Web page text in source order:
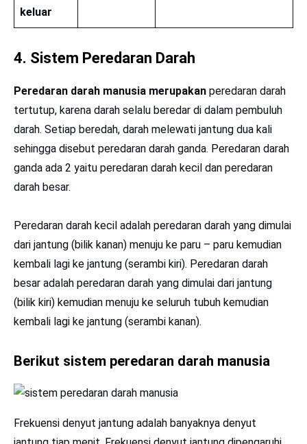
keluar
4. Sistem Peredaran Darah
Peredaran darah manusia merupakan peredaran darah
tertutup, karena darah selalu beredar di dalam pembuluh
darah. Setiap beredah, darah melewati jantung dua kali
sehingga disebut peredaran darah ganda. Peredaran darah
ganda ada 2 yaitu peredaran darah kecil dan peredaran
darah besar.
Peredaran darah kecil adalah peredaran darah yang dimulai
dari jantung (bilik kanan) menuju ke paru – paru kemudian
kembali lagi ke jantung (serambi kiri). Peredaran darah
besar adalah peredaran darah yang dimulai dari jantung
(bilik kiri) kemudian menuju ke seluruh tubuh kemudian
kembali lagi ke jantung (serambi kanan).
Berikut sistem peredaran darah manusia
Frekuensi denyut jantung adalah banyaknya denyut